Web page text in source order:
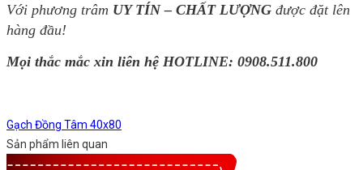
Với phương trâm UY TÍN – CHẤT LƯỢNG được đặt lên
hàng đầu!
Mọi thắc mắc xin liên hệ HOTLINE: 0908.511.800
Gạch Đồng Tâm 40x80
Sản phẩm liên quan